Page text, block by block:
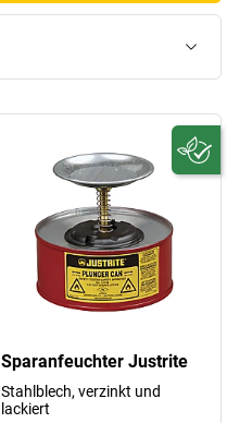
Sparanfeuchter Justrite
Stahlblech, verzinkt und
lackiert